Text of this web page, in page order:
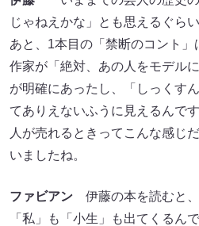
じゃねえかな」とも思えるぐら
あと、1本目の「禁断のコント
作家が「絶対、あの人をモデル
が明確にあったし、「しっくす
てありえないふうに見えるんで
人が売れるときってこんな感じ
いましたね。
ファビアン 伊藤の本を読むと
「私」も「小生」も出てくるん